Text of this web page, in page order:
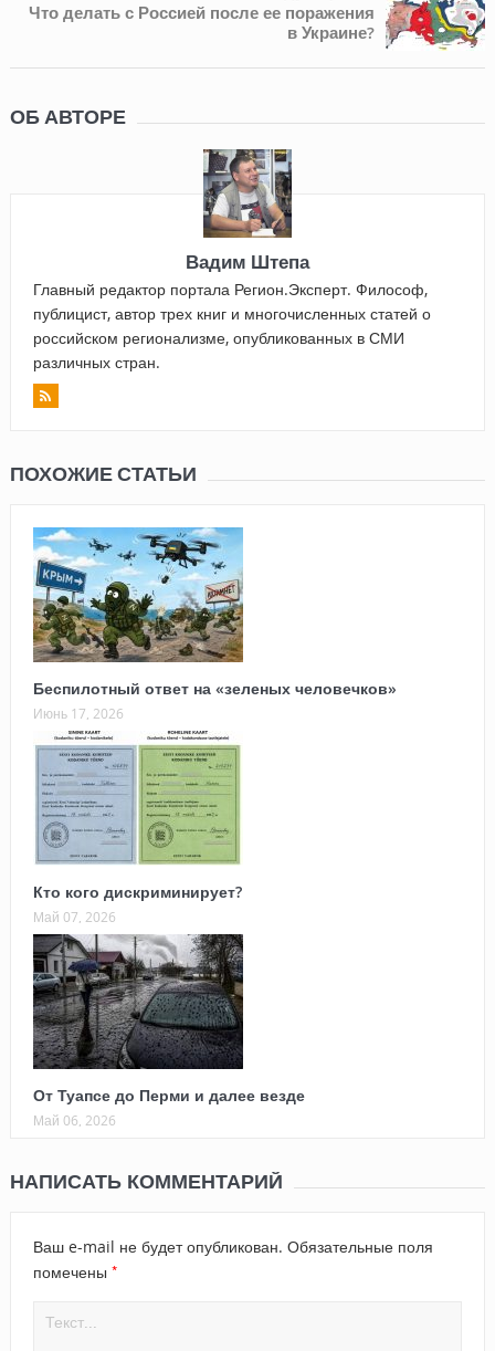
Что делать с Россией после ее поражения
в Украине?
ОБ АВТОРЕ
Вадим Штепа
Главный редактор портала Регион.Эксперт. Философ,
публицист, автор трех книг и многочисленных статей о
российском регионализме, опубликованных в СМИ
различных стран.
ПОХОЖИЕ СТАТЬИ
Беспилотный ответ на «зеленых человечков»
Июнь 17, 2026
Кто кого дискриминирует?
Май 07, 2026
От Туапсе до Перми и далее везде
Май 06, 2026
НАПИСАТЬ КОММЕНТАРИЙ
Ваш e-mail не будет опубликован. Обязательные поля
помечены *